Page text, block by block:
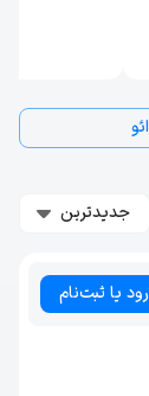
جدیدترین
یا ثبت‌نام